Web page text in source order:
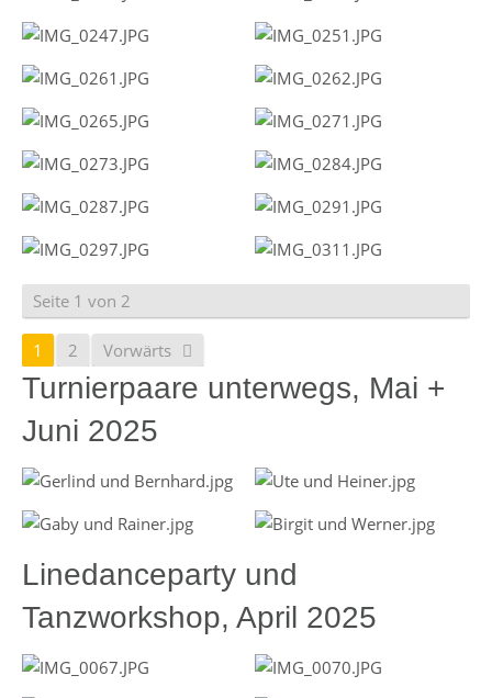
Seite 1 von 2
1 2 Vorwärts
Turnierpaare unterwegs, Mai +
Juni 2025
Linedanceparty und
Tanzworkshop, April 2025